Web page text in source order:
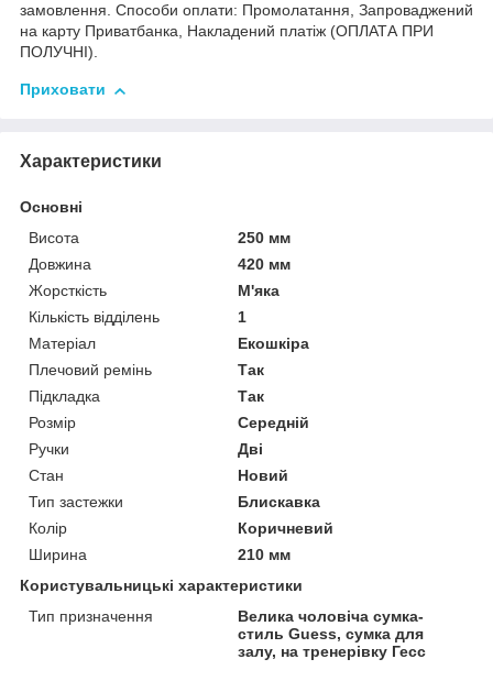
замовлення. Способи оплати: Промолатання, Запроваджений
на карту Приватбанка, Накладений платіж (ОПЛАТА ПРИ
ПОЛУЧНІ).
Приховати
Характеристики
Основні
Висота
250 мм
Довжина
420 мм
Жорсткість
М'яка
Кількість відділень
1
Матеріал
Екошкіра
Плечовий ремінь
Так
Підкладка
Так
Розмір
Середній
Ручки
Дві
Стан
Новий
Тип застежки
Блискавка
Колір
Коричневий
Ширина
210 мм
Користувальницькі характеристики
Тип призначення
Велика чоловіча сумка-
стиль Guess, сумка для
залу, на тренерівку Гесс